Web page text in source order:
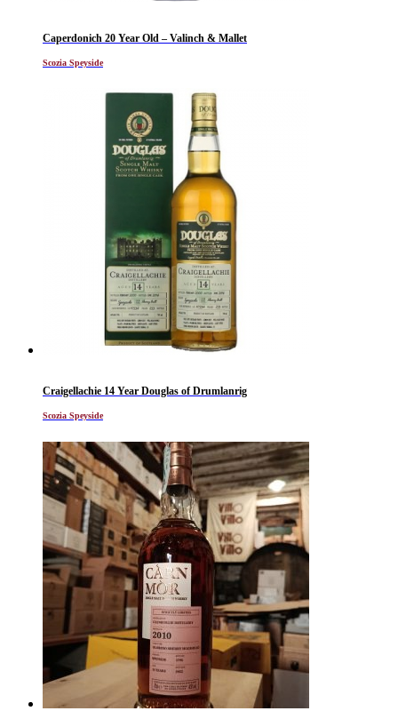
Caperdonich 20 Year Old – Valinch & Mallet
Scozia Speyside
Craigellachie 14 Year Douglas of Drumlanrig
Scozia Speyside